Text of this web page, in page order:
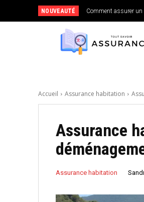
NOUVEAUTÉ Comment assurer un
Comment choisir
Accueil Assurance habitation
Assurance
Assurance habitation